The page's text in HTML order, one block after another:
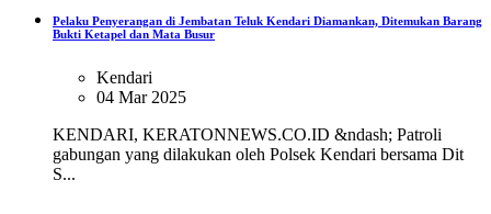
Pelaku Penyerangan di Jembatan Teluk Kendari Diamankan, Ditemukan Barang
Bukti Ketapel dan Mata Busur
Kendari
04 Mar 2025
KENDARI, KERATONNEWS.CO.ID &ndash; Patroli
gabungan yang dilakukan oleh Polsek Kendari bersama Dit
S...